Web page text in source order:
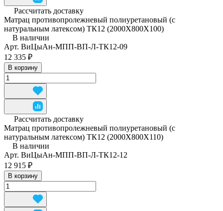
Рассчитать доставку
Матрац противопролежневый полиуретановый (с
натуральным латексом) ТК12 (2000Х800Х100)
В наличии
Арт. ВиЦыАн-МПП-ВП-Л-ТК12-09
12 335 ₽
В корзину
Рассчитать доставку
Матрац противопролежневый полиуретановый (с
натуральным латексом) ТК12 (2000Х800Х110)
В наличии
Арт. ВиЦыАн-МПП-ВП-Л-ТК12-12
12 915 ₽
В корзину